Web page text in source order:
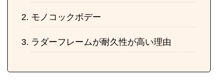
モノコックボデー
ラダーフレームが耐久性が高い理由